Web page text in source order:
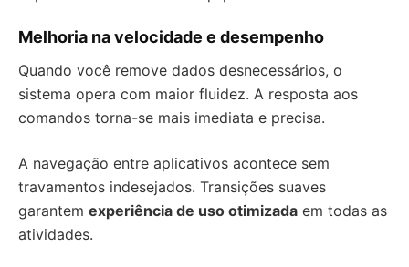
Melhoria na velocidade e desempenho
Quando você remove dados desnecessários, o
sistema opera com maior fluidez. A resposta aos
comandos torna-se mais imediata e precisa.
A navegação entre aplicativos acontece sem
travamentos indesejados. Transições suaves
garantem experiência de uso otimizada em todas as
atividades.